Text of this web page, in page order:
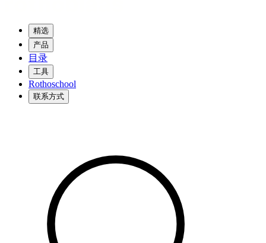
精选
产品
目录
工具
Rothoschool
联系方式